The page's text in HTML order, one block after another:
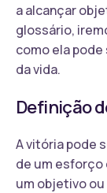
a alcançar
glossário,
como ela
da vida.
Definição
A vitória pode
de um esforço
um objetivo